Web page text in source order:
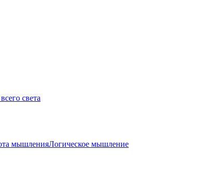
света
мышленияЛогическое мышление